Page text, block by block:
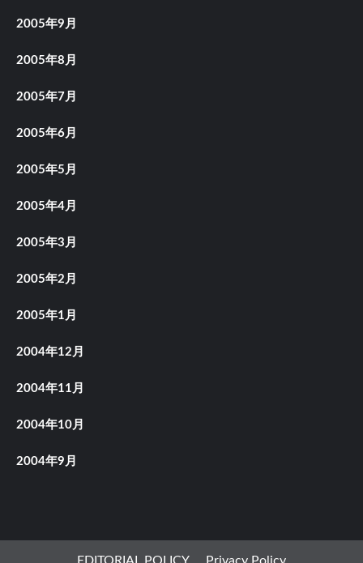
2005年9月
2005年8月
2005年7月
2005年6月
2005年5月
2005年4月
2005年3月
2005年2月
2005年1月
2004年12月
2004年11月
2004年10月
2004年9月
EDITORIAL POLICY Privacy Policy